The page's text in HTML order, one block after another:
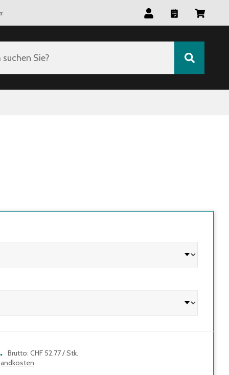
Sie?
Brutto: CHF 52.77/Stk.